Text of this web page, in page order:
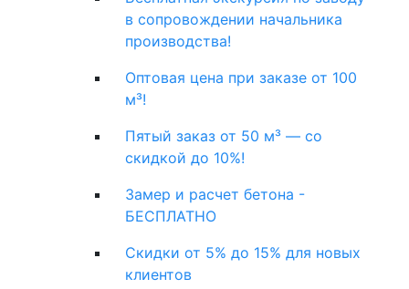
в сопровождении начальника
производства!
Оптовая цена при заказе от 100
м³!
Пятый заказ от 50 м³ — со
скидкой до 10%!
Замер и расчет бетона -
БЕСПЛАТНО
Скидки от 5% до 15% для новых
клиентов